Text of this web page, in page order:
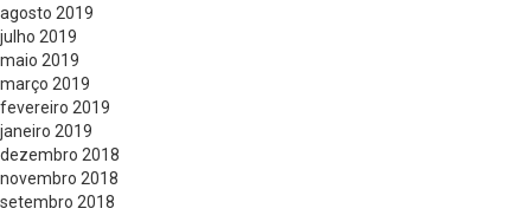
agosto 2019
julho 2019
maio 2019
março 2019
fevereiro 2019
janeiro 2019
dezembro 2018
novembro 2018
setembro 2018